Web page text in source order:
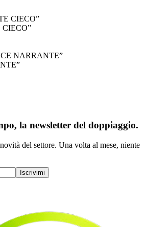
CIECO”
NARRANTE”
, la newsletter del doppiaggio.
del settore. Una volta al mese, niente
Iscrivimi